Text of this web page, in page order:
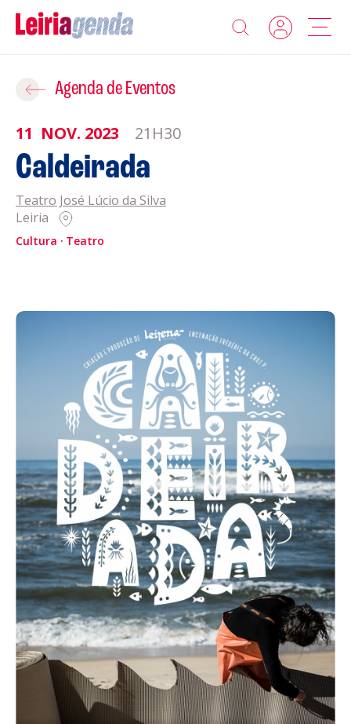
Agenda
Sobre a Leiriagenda
Promotores
Clubes Desportivos
Política de Cookies
Acompanhe a Leiria Agenda
DESPORTO
Agenda de Eventos
11 NOV. 2023 21H30
Caldeirada
Teatro José Lúcio da Silva
Leiria
Cultura Teatro
Adicionar ao Roteiro
ROTEIROS EXISTENTES
CRIAR NOVO